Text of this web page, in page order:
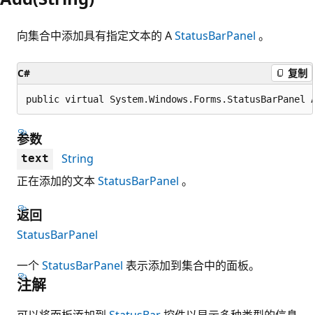
向集合中添加具有指定文本的 AStatusBarPanel 。
C# 复制
public virtual
参数
text
String
正在添加的文本StatusBarPanel 。
返回
StatusBarPanel
一个StatusBarPanel 表示添加到集合中的面板。
注解